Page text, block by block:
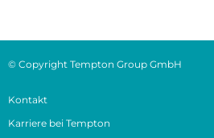
© Copyright Tempton Group GmbH
Kontakt
Karriere bei Tempton